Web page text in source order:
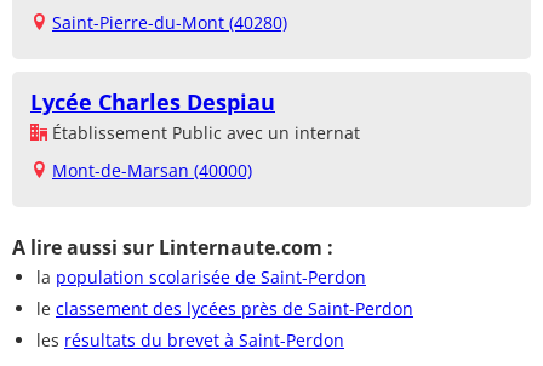
Saint-Pierre-du-Mont (40280)
Lycée Charles Despiau
Établissement Public avec un internat
Mont-de-Marsan (40000)
A lire aussi sur Linternaute.com :
la population scolarisée de Saint-Perdon
le classement des lycées près de Saint-Perdon
les résultats du brevet à Saint-Perdon